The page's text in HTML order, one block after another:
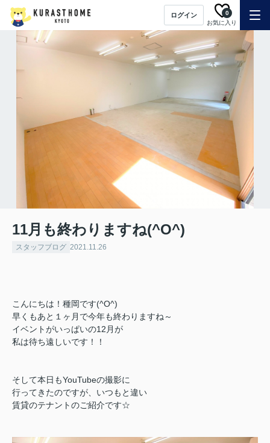
ログイン
お気に入り
0
11月も終わりますね(^O^)
スタッフブログ 2021.11.26
こんにちは！種岡です(^O^)
早くもあと１ヶ月で今年も終わりますね～
イベントがいっぱいの12月が
私は待ち遠しいです！！
そして本日もYouTubeの撮影に
行ってきたのですが、いつもと違い
賃貸のテナントのご紹介です☆